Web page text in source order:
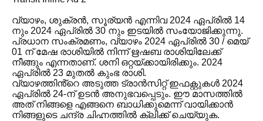
വ്യാഴം, ശുക്രൻ, സൂര്യൻ എന്നിവ 2024 ഏപ്രിൽ 14
നും 2024 ഏപ്രിൽ 30 നും ഇടയിൽ സംയോജിക്കുന്നു.
പ്രധാന സംക്രമണം, വ്യാഴം 2024 ഏപ്രിൽ 30 / മെയ്
01 ന് മേഷ രാശിയിൽ നിന്ന് ഋഷബ രാശിയിലേക്ക്
നീങ്ങും എന്നതാണ്. ശനി ഒറ്റയ്ക്കായിരിക്കും. 2024
ഏപ്രിൽ 23 മുതൽ കുംഭ രാശി.
വ്യാഴത്തിൻ്റെ അടുത്ത ട്രാൻസിറ്റ് ഇഫക്റ്റുകൾ 2024
ഏപ്രിൽ 24-ന് ഉടൻ അനുഭവപ്പെടും. ഈ മാസത്തിൽ
അത് നിങ്ങളെ എങ്ങനെ ബാധിക്കുമെന്ന് വായിക്കാൻ
നിങ്ങളുടെ ചന്ദ്ര ചിഹ്നത്തിൽ ക്ലിക്ക് ചെയ്യുക.